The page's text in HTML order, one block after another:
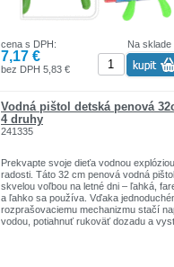
Na sklade
cena s DPH:
7,17 €
bez DPH 5,83 €
Vodná pištol detská penová
4 druhy
241335
Prekvapte svoje dieťa vodnou explóziou
radosti. Táto 32 cm penová vodná
skvelou voľbou na letné dni – ľahká,
a ľahko sa používa. Vďaka
rozprašovaciemu mechanizmu stačí
vodou, potiahnuť rukoväť dozadu a